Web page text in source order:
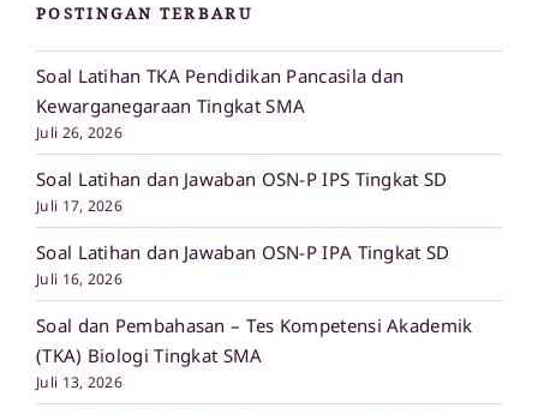
POSTINGAN TERBARU
Soal Latihan TKA Pendidikan Pancasila dan
Kewarganegaraan Tingkat SMA
Juli 26, 2026
Soal Latihan dan Jawaban OSN-P IPS Tingkat SD
Juli 17, 2026
Soal Latihan dan Jawaban OSN-P IPA Tingkat SD
Juli 16, 2026
Soal dan Pembahasan – Tes Kompetensi Akademik
(TKA) Biologi Tingkat SMA
Juli 13, 2026